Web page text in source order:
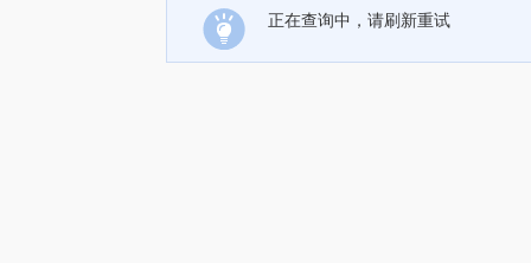
正在查询中，请刷新重试